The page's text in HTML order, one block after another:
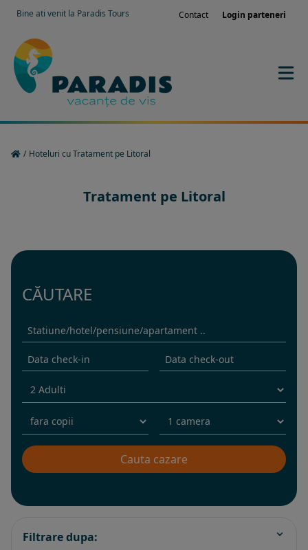
Bine ati venit la Paradis Tours Contact Login parteneri
/ Hoteluri cu Tratament pe Litoral
Tratament pe Litoral
CĂUTARE
Filtrare dupa: